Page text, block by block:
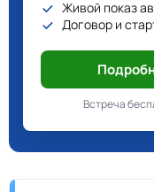
Живой показ
Договор и
Встреча